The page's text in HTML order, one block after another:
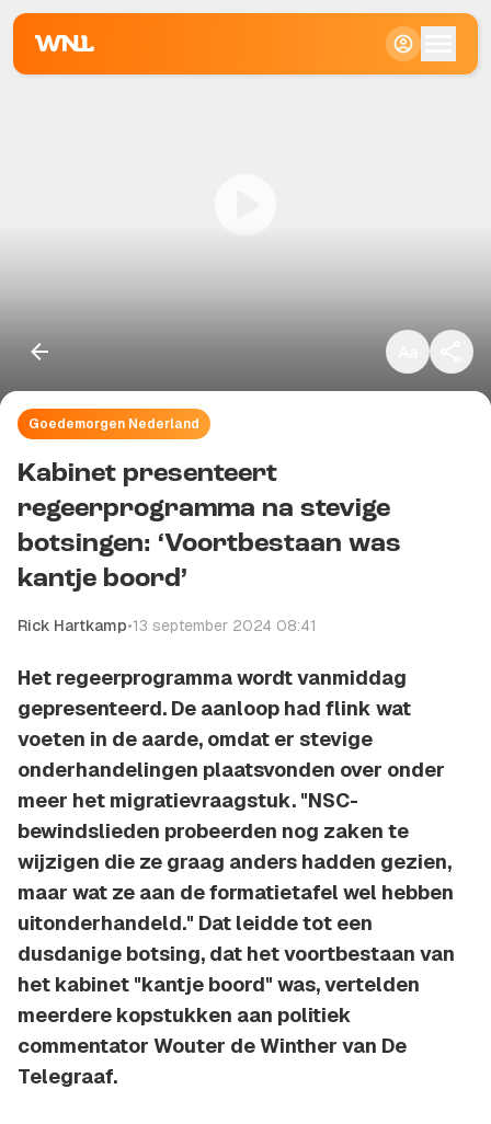
Goedemorgen Nederland
Kabinet presenteert
regeerprogramma na stevige
botsingen: ‘Voortbestaan was
kantje boord’
Rick Hartkamp•13 september 2024 08:41
Het regeerprogramma wordt vanmiddag
gepresenteerd. De aanloop had flink wat
voeten in de aarde, omdat er stevige
onderhandelingen plaatsvonden over onder
meer het migratievraagstuk. "NSC-
bewindslieden probeerden nog zaken te
wijzigen die ze graag anders hadden gezien,
maar wat ze aan de formatietafel wel hebben
uitonderhandeld." Dat leidde tot een
dusdanige botsing, dat het voortbestaan van
het kabinet "kantje boord" was, vertelden
meerdere kopstukken aan politiek
commentator Wouter de Winther van De
Telegraaf.